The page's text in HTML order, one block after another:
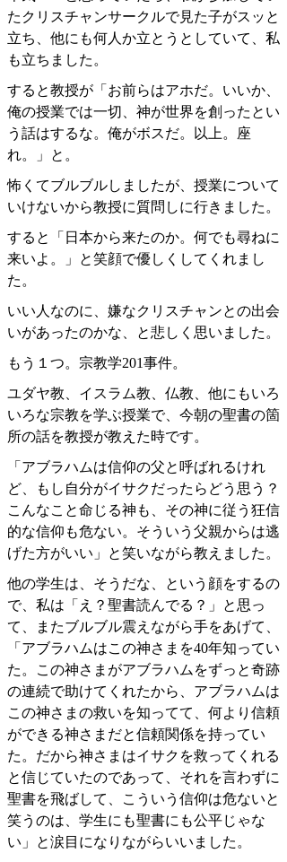
たクリスチャンサークルで見た子がスッと
立ち、他にも何人か立とうとしていて、私
も立ちました。
すると教授が「お前らはアホだ。いいか、
俺の授業では一切、神が世界を創ったとい
う話はするな。俺がボスだ。以上。座
れ。」と。
怖くてブルブルしましたが、授業について
いけないから教授に質問しに行きました。
すると「日本から来たのか。何でも尋ねに
来いよ。」と笑顔で優しくしてくれまし
た。
いい人なのに、嫌なクリスチャンとの出会
いがあったのかな、と悲しく思いました。
もう１つ。宗教学201事件。
ユダヤ教、イスラム教、仏教、他にもいろ
いろな宗教を学ぶ授業で、今朝の聖書の箇
所の話を教授が教えた時です。
「アブラハムは信仰の父と呼ばれるけれ
ど、もし自分がイサクだったらどう思う？
こんなこと命じる神も、その神に従う狂信
的な信仰も危ない。そういう父親からは逃
げた方がいい」と笑いながら教えました。
他の学生は、そうだな、という顔をするの
で、私は「え？聖書読んでる？」と思っ
て、またブルブル震えながら手をあげて、
「アブラハムはこの神さまを40年知ってい
た。この神さまがアブラハムをずっと奇跡
の連続で助けてくれたから、アブラハムは
この神さまの救いを知ってて、何より信頼
ができる神さまだと信頼関係を持ってい
た。だから神さまはイサクを救ってくれる
と信じていたのであって、それを言わずに
聖書を飛ばして、こういう信仰は危ないと
笑うのは、学生にも聖書にも公平じゃな
い」と涙目になりながらいいました。